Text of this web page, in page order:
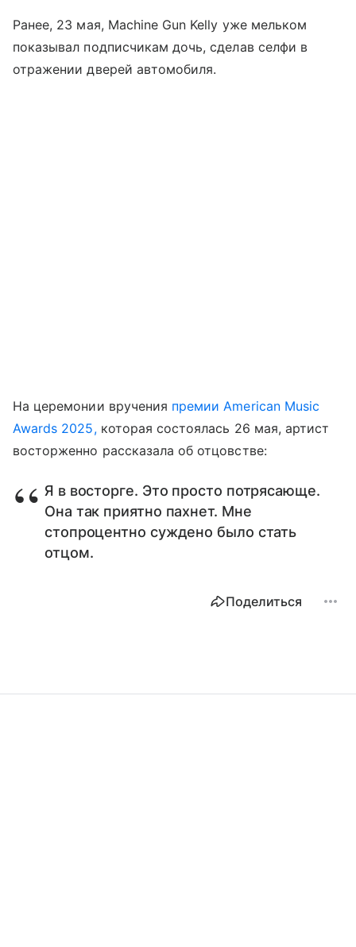
Ранее, 23 мая, Machine Gun Kelly уже мельком
показывал подписчикам дочь, сделав селфи в
отражении дверей автомобиля.
На церемонии вручения премии American Music
Awards 2025,которая состоялась 26 мая, артист
восторженно рассказала об отцовстве:
Я в восторге. Это просто потрясающе.
Она так приятно пахнет. Мне
стопроцентно суждено было стать
отцом.
Поделиться